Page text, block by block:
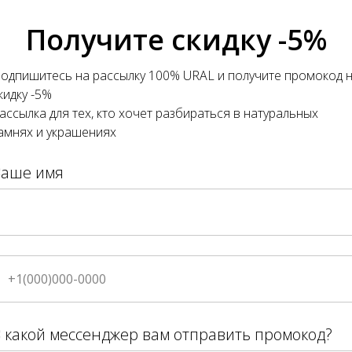
Добавить в корзину
кольцо с гранатом филигрань
камень натуральный
оправа из мельхиора
ДxШxВ: 150x150x150 мм
Получите скидку -5%
на рассылку 100% URAL и получите промокод
-5%
для тех, кто хочет разбираться в натуральных
и украшениях
имя
какой мессенджер вам отправить промокод?